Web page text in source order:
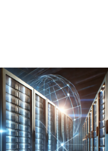
系统的重要节点，直通